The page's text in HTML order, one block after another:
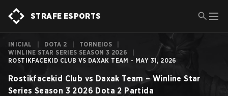
STRAFE ESPORTS
INICIAL DOTA 2 TORNEIOS
WINLINE STAR SERIES SEASON 3 2026
ROSTIKFACEKID CLUB VS DAXAK TEAM - MAY 31, 2026
Rostikfacekid Club vs Daxak Team –Winline Star
Series Season 3 2026 Dota 2 Partida